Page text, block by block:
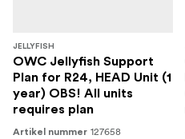
JELLYFISH
OWC Jellyfish Support
Plan for R24, HEAD Unit (1
year) OBS! All units
requires plan
Artikel nummer 127658